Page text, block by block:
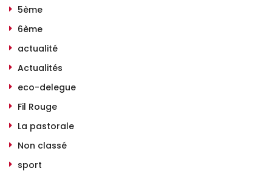
5ème
6ème
actualité
Actualités
eco-delegue
Fil Rouge
La pastorale
Non classé
sport